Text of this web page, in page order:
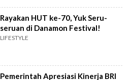
Rayakan HUT ke-70, Yuk Seru-
seruan di Danamon Festival!
LIFESTYLE
Pemerintah Apresiasi Kinerja BRI